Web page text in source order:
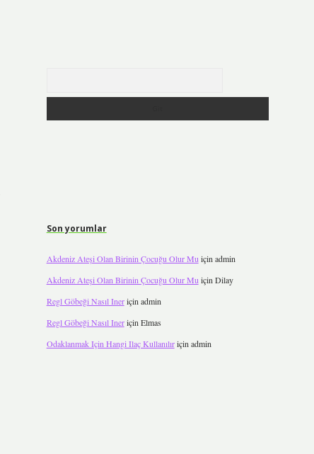
Son yorumlar
Akdeniz Ateşi Olan Birinin Çocuğu Olur Mu için admin
Akdeniz Ateşi Olan Birinin Çocuğu Olur Mu için Dilay
Regl Göbeği Nasıl Ineriçin admin
Regl Göbeği Nasıl Ineriçin Elmas
Odaklanmak Için Hangi Ilaç Kullanılıriçin admin